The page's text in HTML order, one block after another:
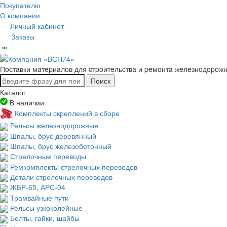
Покупателю
О компании
Личный кабинет
Заказы
Пocтaвки мaтepиaлoв для cтpoитeльcтвa и peмoнтa
Поиск
Каталог
В наличии
Комплекты скреплений в сборе
Рельсы железнодорожные
Шпалы, брус деревянный
Шпалы, брус железобетонный
Стрелочные переводы
Ремкомплекты стрелочных переводов
Детали стрелочных переводов
ЖБР-65, АРС-04
Трамвайные пути
Рельсы узкоколейные
Болты, гайки, шайбы